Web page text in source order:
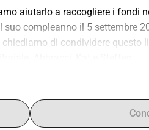
aiutarlo a raccogliere i fondi
compleanno il 5 settembre
di condividere questo
la sua dissertazione come
il 5 settembre
di condividere questo